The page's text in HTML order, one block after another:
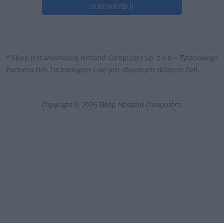
* Sklep jest własnością Netland Computers Sp. z o.o. - Tytanowego
Partnera Dell Technologies i nie jest oficjalnym sklepem Dell.
Copyright © 2026 Sklep Netland Computers.